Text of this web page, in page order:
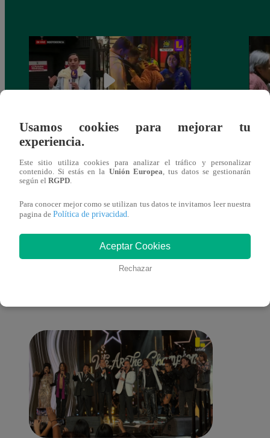
Cantante Jaime Carmona asesinado: todo
lo que sabe de la muerte del exparticipante
de ‘La Voz Perú’
de
También te puede
Usamos cookies para mejorar tu
experiencia.
Este sitio utiliza cookies para analizar el tráfico y personalizar
contenido. Si estás en la Unión Europea , tus datos se gestionarán
según el RGPD
Para conocer mejor como se utilizan tus datos te invitamos leer nuestra
pagina de Política de privacidad
Aceptar Cookies
Rechazar